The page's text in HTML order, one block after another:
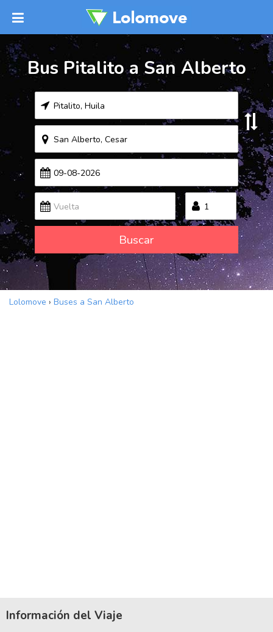
Bus Pitalito a San Alberto
Buscar
Lolomove › Buses a San Alberto
Información del Viaje